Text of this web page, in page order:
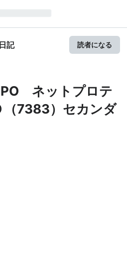
記 読者になる
ネットプロテ
（7383）セカンダ